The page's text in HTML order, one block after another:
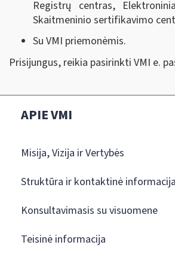
Registrų centras,
Skaitmeninio sertifikavimo
Su VMI priemonėmis.
Prisijungus, reikia pasirinkti VMI e.
APIE VMI
Misija, Vizija ir Vertybės
Struktūra ir kontaktinė informacija
Konsultavimasis su visuomene
Teisinė informacija